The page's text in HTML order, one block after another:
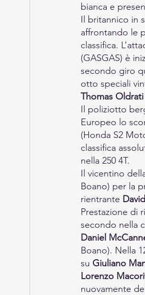
bianca e
Il britannico in
affrontando le
classifica.
(GASGAS) è
secondo giro
otto speciali
Thomas Oldrati
Il poliziotto
Europeo lo
(Honda S2
classifica
nella 250 4T.
Il vicentino
Boano) per la
rientrante
Prestazione di
secondo nella
Daniel
Boano). Nella
su Giuliano
Lorenzo
nuovamente